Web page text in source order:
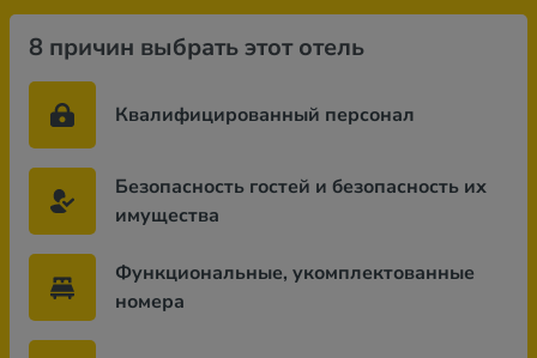
8 причин выбрать этот отель
Квалифицированный персонал
Безопасность гостей и безопасность их
имущества
Функциональные, укомплектованные
номера